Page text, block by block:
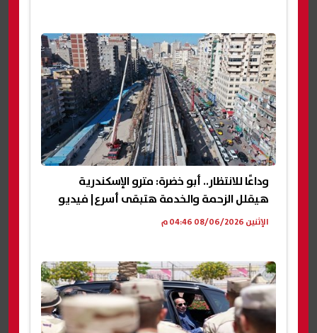
وداعًا للانتظار.. أبو خضرة: مترو الإسكندرية
هيقلل الزحمة والخدمة هتبقى أسرع| فيديو
الإثنين 08/06/2026 04:46 م